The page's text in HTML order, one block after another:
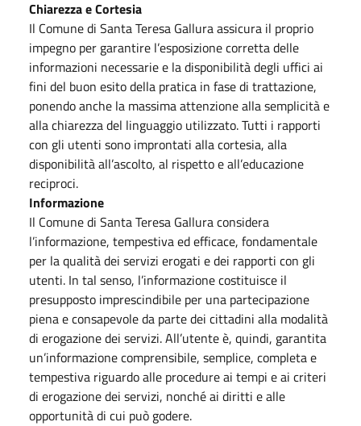
Chiarezza e Cortesia
Il Comune di Santa Teresa Gallura assicura il proprio
impegno per garantire l’esposizione corretta delle
informazioni necessarie e la disponibilità degli uffici ai
fini del buon esito della pratica in fase di trattazione,
ponendo anche la massima attenzione alla semplicità e
alla chiarezza del linguaggio utilizzato. Tutti i rapporti
con gli utenti sono improntati alla cortesia, alla
disponibilità all’ascolto, al rispetto e all’educazione
reciproci.
Informazione
Il Comune di Santa Teresa Gallura considera
l’informazione, tempestiva ed efficace, fondamentale
per la qualità dei servizi erogati e dei rapporti con gli
utenti. In tal senso, l’informazione costituisce il
presupposto imprescindibile per una partecipazione
piena e consapevole da parte dei cittadini alla modalità
di erogazione dei servizi. All’utente è, quindi, garantita
un’informazione comprensibile, semplice, completa e
tempestiva riguardo alle procedure ai tempi e ai criteri
di erogazione dei servizi, nonché ai diritti e alle
opportunità di cui può godere.